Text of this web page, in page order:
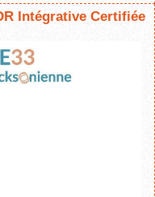
Intégrative Certifiée